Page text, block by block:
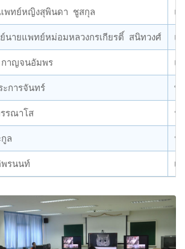
แพทย์หญิงสุพินดา ชูสกุล แ
นายแพทย์หม่อมหลวงกรเกียรติ์ สนิทวงศ์ แ
าญจนอัมพร แ
ะการจันทร์ พ
รณาโส นั
กูล นั
พรนนท์ เ